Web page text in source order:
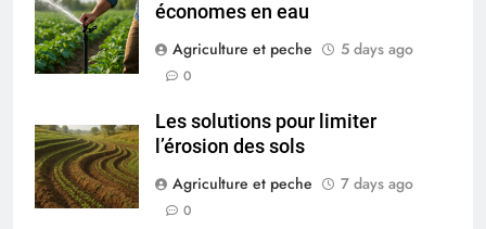
économes en eau
Agriculture et peche
5 days ago
0
Les solutions pour limiter
l’érosion des sols
Agriculture et peche
7 days ago
0